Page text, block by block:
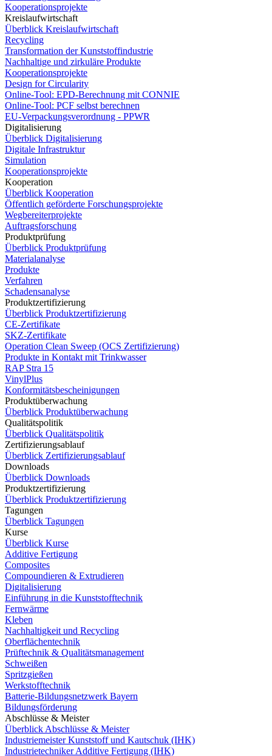
Kooperationsprojekte
Kreislaufwirtschaft
Überblick Kreislaufwirtschaft
Recycling
Transformation der Kunststoffindustrie
Nachhaltige und zirkuläre Produkte
Kooperationsprojekte
Design for Circularity
Online-Tool: EPD-Berechnung mit CONNIE
Online-Tool: PCF selbst berechnen
EU-Verpackungsverordnung - PPWR
Digitalisierung
Überblick Digitalisierung
Digitale Infrastruktur
Simulation
Kooperationsprojekte
Kooperation
Überblick Kooperation
Öffentlich geförderte Forschungsprojekte
Wegbereiterprojekte
Auftragsforschung
Produktprüfung
Überblick Produktprüfung
Materialanalyse
Produkte
Verfahren
Schadensanalyse
Produktzertifizierung
Überblick Produktzertifizierung
CE-Zertifikate
SKZ-Zertifikate
Operation Clean Sweep (OCS Zertifizierung)
Produkte in Kontakt mit Trinkwasser
RAP Stra 15
VinylPlus
Konformitätsbescheinigungen
Produktüberwachung
Überblick Produktüberwachung
Qualitätspolitik
Überblick Qualitätspolitik
Zertifizierungsablauf
Überblick Zertifizierungsablauf
Downloads
Überblick Downloads
Produktzertifizierung
Überblick Produktzertifizierung
Tagungen
Überblick Tagungen
Kurse
Überblick Kurse
Additive Fertigung
Composites
Compoundieren & Extrudieren
Digitalisierung
Einführung in die Kunststofftechnik
Fernwärme
Kleben
Nachhaltigkeit und Recycling
Oberflächentechnik
Prüftechnik & Qualitätsmanagement
Schweißen
Spritzgießen
Werkstofftechnik
Batterie-Bildungsnetzwerk Bayern
Bildungsförderung
Abschlüsse & Meister
Überblick Abschlüsse & Meister
Industriemeister Kunststoff und Kautschuk (IHK)
Industrietechniker Additive Fertigung (IHK)